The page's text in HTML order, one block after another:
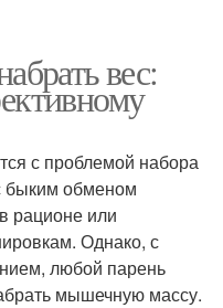
вес:
с проблемой набора
быким обменом
рационе или
Однако, с
любой парень
мышечную массу.